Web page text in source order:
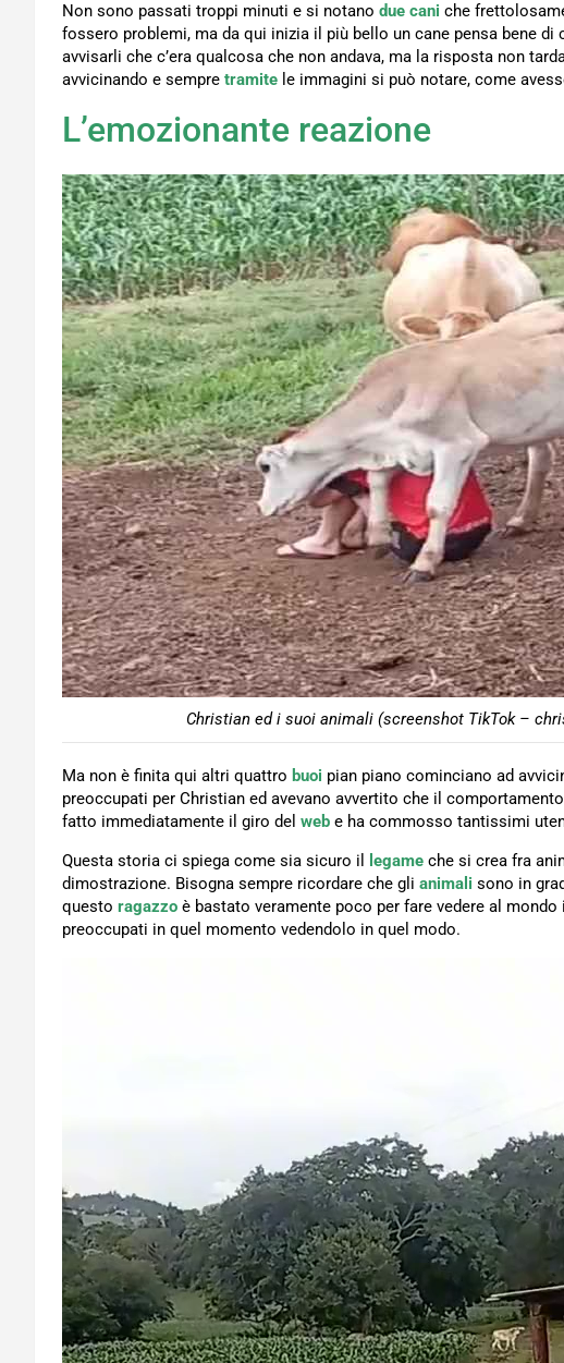
Non sono passati troppi minuti e si notano due cani che
fossero problemi, ma da qui inizia il più bello un cane pensa bene di
avvisarli che c’era qualcosa che non andava, ma la risposta non
avvicinando e sempre tramite le immagini si può notare, come
L’emozionante reazione
Christian ed i suoi animali (screenshot TikTok –
Ma non è finita qui altri quattro buoi pian piano cominciano ad
preoccupati per Christian ed avevano avvertito che il
fatto immediatamente il giro del web e ha commosso tantissimi
Questa storia ci spiega come sia sicuro il
legame che si crea fra
dimostrazione. Bisogna sempre ricordare che gli animali sono in
questo ragazzo è bastato veramente poco per fare vedere al
preoccupati in quel momento vedendolo in quel modo.